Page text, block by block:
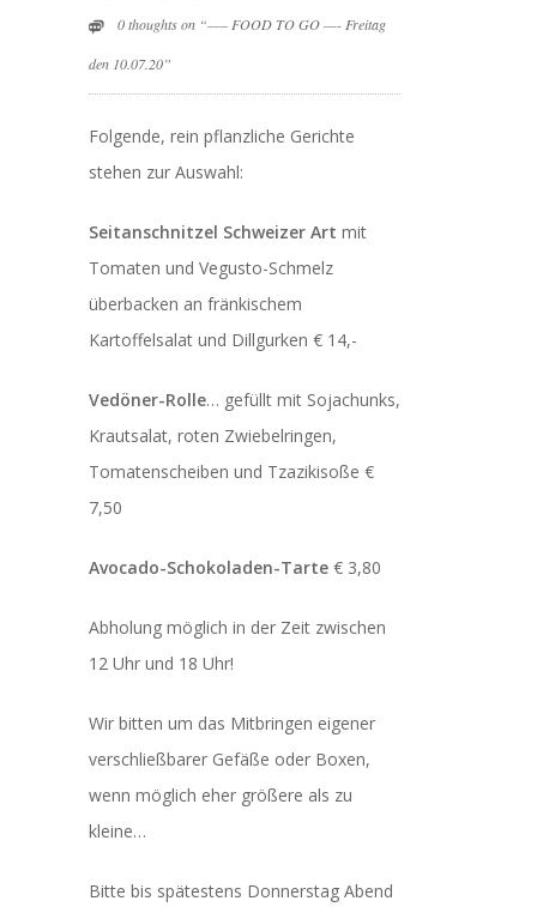
0 thoughts on “—– FOOD TO GO —- Freitag
den 10.07.20”
Folgende, rein pflanzliche Gerichte
stehen zur Auswahl:
Seitanschnitzel Schweizer Art mit
Tomaten und Vegusto-Schmelz
überbacken an fränkischem
Kartoffelsalat und Dillgurken € 14,-
Vedöner-Rolle… gefüllt mit Sojachunks,
Krautsalat, roten Zwiebelringen,
Tomatenscheiben und Tzazikisoße €
7,50
Avocado-Schokoladen-Tarte € 3,80
Abholung möglich in der Zeit zwischen
12 Uhr und 18 Uhr!
Wir bitten um das Mitbringen eigener
verschließbarer Gefäße oder Boxen,
wenn möglich eher größere als zu
kleine…
Bitte bis spätestens Donnerstag Abend